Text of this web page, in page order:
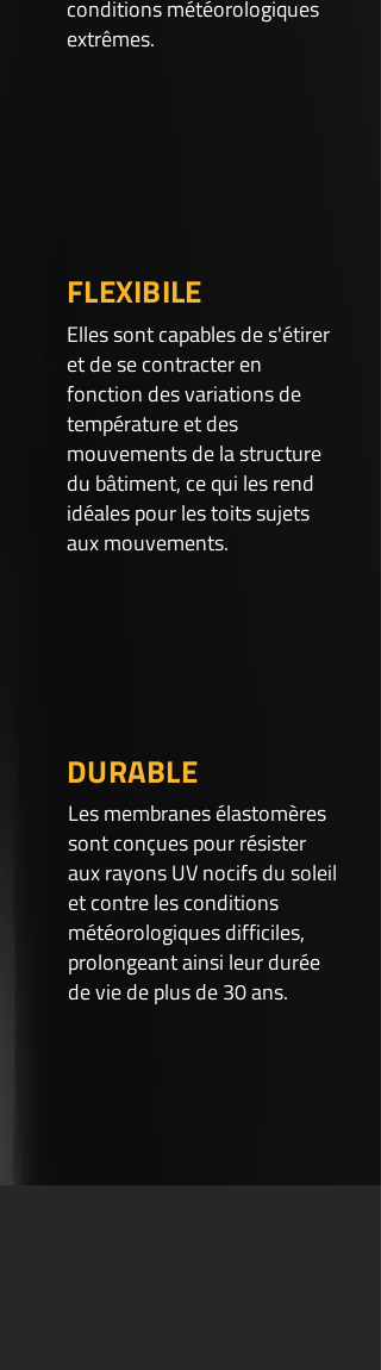
conditions météorologiques
extrêmes.
FLEXIBILE
Elles sont capables de s'étirer
et de se contracter en
fonction des variations de
température et des
mouvements de la structure
du bâtiment, ce qui les rend
idéales pour les toits sujets
aux mouvements.
DURABLE
Les membranes élastomères
sont conçues pour résister
aux rayons UV nocifs du soleil
et contre les conditions
météorologiques difficiles,
prolongeant ainsi leur durée
de vie de plus de 30 ans.